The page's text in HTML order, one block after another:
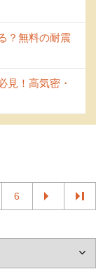
？無料の耐震
見！高気密・
6